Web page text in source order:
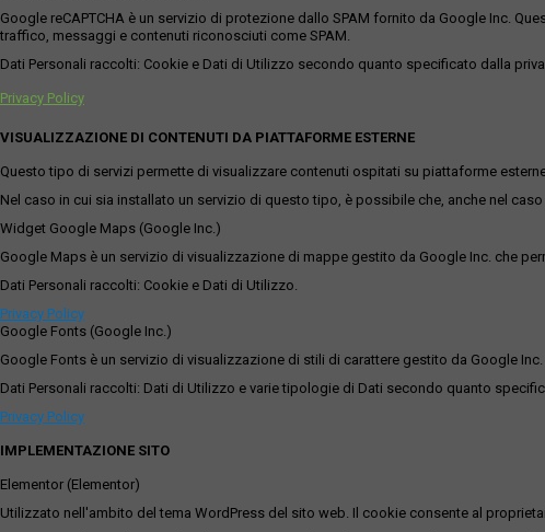
Google reCAPTCHA è un servizio di protezione dallo SPAM fornito da Google Inc.
traffico, messaggi e contenuti riconosciuti come SPAM.
Dati Personali raccolti: Cookie e Dati di Utilizzo secondo quanto specificato dalla
Privacy Policy
VISUALIZZAZIONE DI CONTENUTI DA PIATTAFORME ESTERNE
Questo tipo di servizi permette di visualizzare contenuti ospitati su piattaforme
Nel caso in cui sia installato un servizio di questo tipo, è possibile che, anche nel
Widget Google Maps (Google Inc.)
Google Maps è un servizio di visualizzazione di mappe gestito da Google Inc. che
Dati Personali raccolti: Cookie e Dati di Utilizzo.
Privacy Policy
Google Fonts (Google Inc.)
Google Fonts è un servizio di visualizzazione di stili di carattere gestito da Google
Dati Personali raccolti: Dati di Utilizzo e varie tipologie di Dati secondo quanto
Privacy Policy
IMPLEMENTAZIONE SITO
Elementor (Elementor)
Utilizzato nell'ambito del tema WordPress del sito web. Il cookie consente al